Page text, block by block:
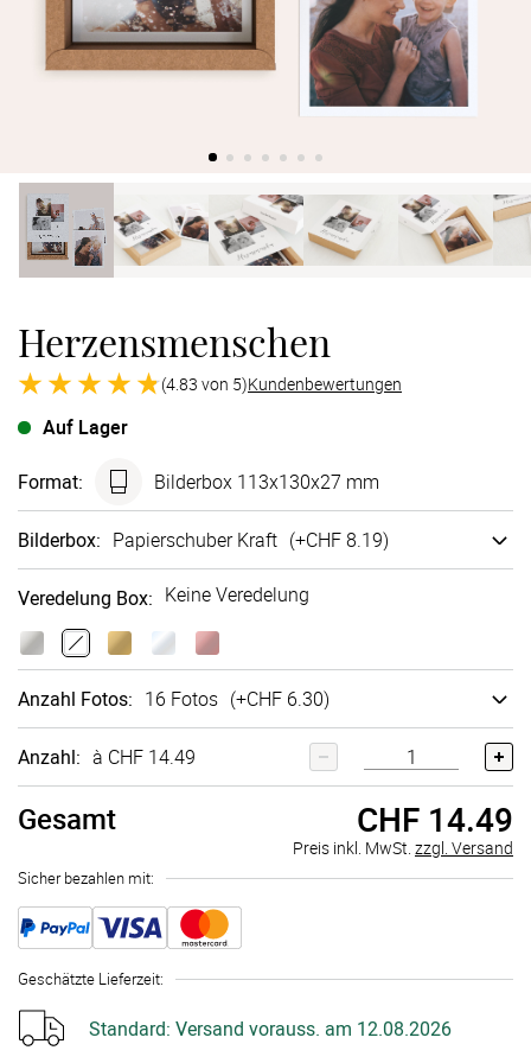
Herzensmenschen
(4.83 von 5)Kundenbewertungen
Auf Lager
Format: Bilderbox 113x130x27 mm
Bilderbox: Papier­schuber Kraft (+CHF 8.19)
Veredelung Box: Keine Veredelung
Anzahl Fotos: 16 Fotos (+CHF 6.30)
Anzahl: à CHF 14.49
Gesamt CHF 14.49
Preis inkl. MwSt. zzgl. Versand
Sicher bezahlen mit:
Geschätzte Lieferzeit:
Standard: Versand vorauss. am 12.08.2026